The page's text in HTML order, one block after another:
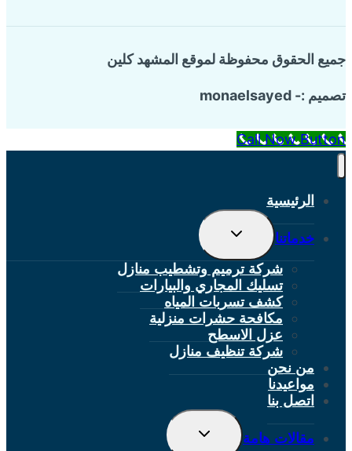
جميع الحقوق محفوظة لموقع المشهد كلين
تصميم :- monaelsayed
Call Now Button
الرئيسية
خدماتنا
تبديل
القائمة
شركة ترميم وتشطيب منازل
تسليك المجاري والبيارات
كشف تسربات المياه
مكافحة حشرات منزلية
عزل الاسطح
شركة تنظيف منازل
من نحن
مواعيدنا
اتصل بنا
مقالات هامة
تبديل
القائمة